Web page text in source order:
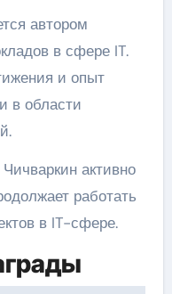
автором
в сфере IT.
и опыт
в области
активно
работать
в IT-сфере.